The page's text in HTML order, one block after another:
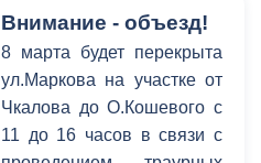
расширенном аппаратном
совещании в столичной
администрации под
председательством Бориса
Албегова.
Внимание - объезд!
8 марта будет перекрыта
ул.Маркова на участке от
Чкалова до О.Кошевого с
11 до 16 часов в связи с